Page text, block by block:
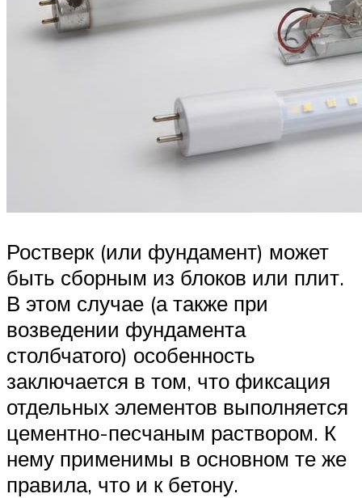
Ростверк (или фундамент) может
быть сборным из блоков или плит.
В этом случае (а также при
возведении фундамента
столбчатого) особенность
заключается в том, что фиксация
отдельных элементов выполняется
цементно-песчаным раствором. К
нему применимы в основном те же
правила, что и к бетону.